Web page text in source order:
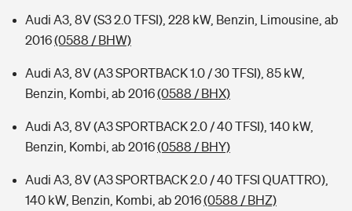
Audi A3, 8V (S3 2.0 TFSI), 228 kW, Benzin, Limousine, ab
2016(0588 / BHW)
Audi A3, 8V (A3 SPORTBACK 1.0 / 30 TFSI), 85 kW,
Benzin, Kombi, ab 2016(0588 / BHX)
Audi A3, 8V (A3 SPORTBACK 2.0 / 40 TFSI), 140 kW,
Benzin, Kombi, ab 2016(0588 / BHY)
Audi A3, 8V (A3 SPORTBACK 2.0 / 40 TFSI QUATTRO),
140 kW, Benzin, Kombi, ab 2016(0588 / BHZ)